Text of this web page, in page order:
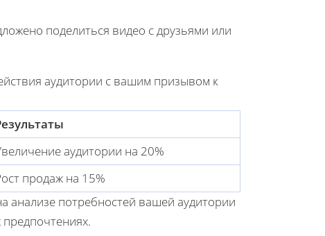
поделиться видео с друзьями или
аудитории с вашим призывом к
аудитории на 20%
продаж на 15%
анализе потребностей вашей аудитории